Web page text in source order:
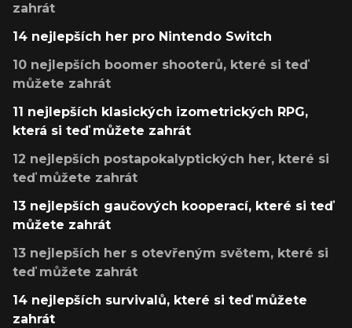
zahrát
14 nejlepších her pro Nintendo Switch
10 nejlepších boomer shooterů, které si teď
můžete zahrát
11 nejlepších klasických izometrických RPG,
která si teď můžete zahrát
12 nejlepších postapokalyptických her, které si
teď můžete zahrát
13 nejlepších gaučových kooperací, které si teď
můžete zahrát
13 nejlepších her s otevřeným světem, které si
teď můžete zahrát
14 nejlepších survivalů, které si teď můžete
zahrát